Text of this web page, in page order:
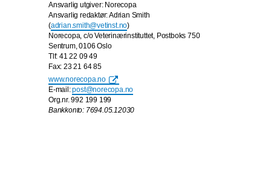
Ansvarlig utgiver: Norecopa
Ansvarlig redaktør: Adrian Smith
(adrian.smith@vetinst.no)
Norecopa, c/o Veterinærinstituttet, Postboks 750
Sentrum, 0106 Oslo
Tlf: 41 22 09 49
Fax: 23 21 64 85
www.norecopa.no
E-mail:post@norecopa.no
Org.nr. 992 199 199
Bankkonto: 7694.05.12030